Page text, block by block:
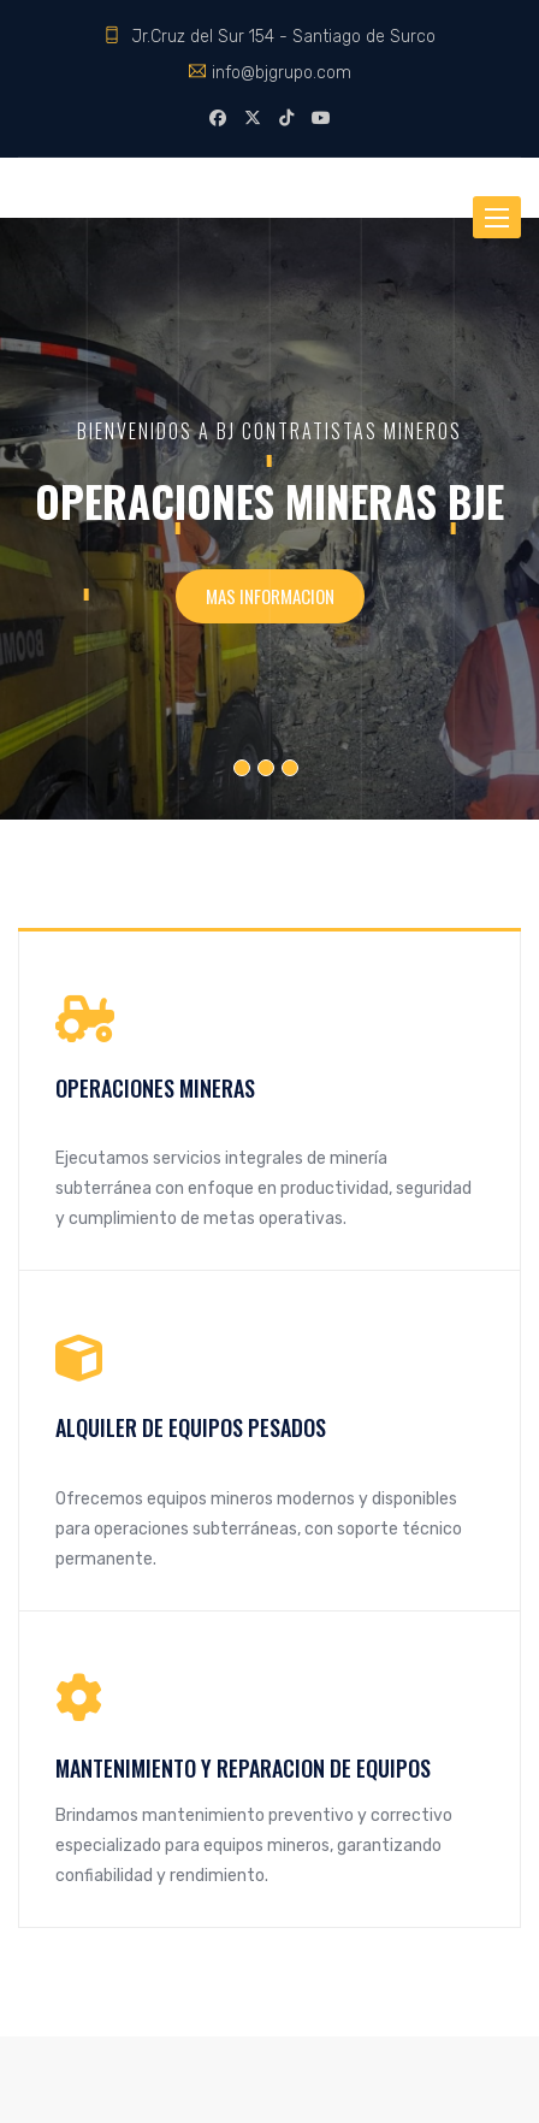
Jr.Cruz del Sur 154 - Santiago de Surco
info@bjgrupo.com
BIENVENIDOS A BJ CONTRATISTAS MINEROS
OPERACIONES MINERAS BJE
MAS INFORMACION
OPERACIONES MINERAS
Ejecutamos servicios integrales de minería
subterránea con enfoque en productividad, seguridad
y cumplimiento de metas operativas.
ALQUILER DE EQUIPOS PESADOS
Ofrecemos equipos mineros modernos y disponibles
para operaciones subterráneas, con soporte técnico
permanente.
MANTENIMIENTO Y REPARACION DE EQUIPOS
Brindamos mantenimiento preventivo y correctivo
especializado para equipos mineros, garantizando
confiabilidad y rendimiento.